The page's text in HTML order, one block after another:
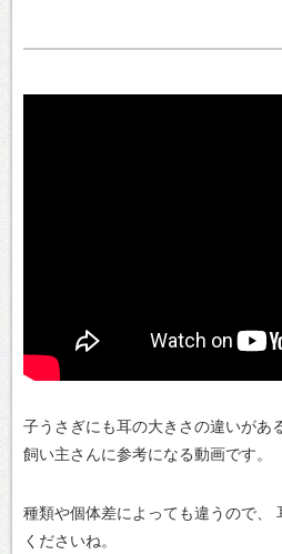
子うさぎにも耳の大きさの違いがあ
飼い主さんに参考になる動画です。
種類や個体差によっても違うので、
くださいね。